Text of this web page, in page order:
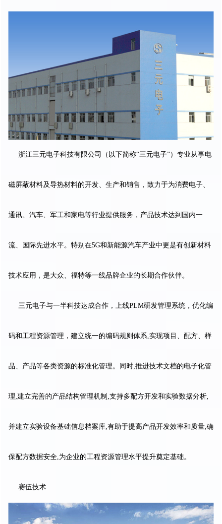
浙江三元电子科技有限公司（以下简称“三元电子”）专业从事电
磁屏蔽材料及导热材料的开发、生产和销售，致力于为消费电子、
通讯、汽车、军工和家电等行业提供服务，产品技术达到国内一
流、国际先进水平。特别在5G和新能源汽车产业中更是有创新材料
技术应用，是大众、福特等一线品牌企业的长期合作伙伴。
三元电子与一半科技达成合作，上线PLM研发管理系统，优化编
码和工程资源管理，建立统一的编码规则体系,实现项目、配方、样
品、产品等各类资源的标准化管理。同时,推进技术文档的电子化管
理,建立完善的产品结构管理机制,支持多配方开发和实验数据分析,
并建立实验设备基础信息档案库,有助于提高产品开发效率和质量,确
保配方数据安全,为企业的工程资源管理水平提升奠定基础。
赛伍技术